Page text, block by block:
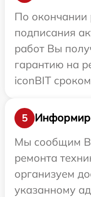
По окончании
подписания
работ Вы
гарантию на
iconBIT
5
Мы сообщим
ремонта
организуем
указанному